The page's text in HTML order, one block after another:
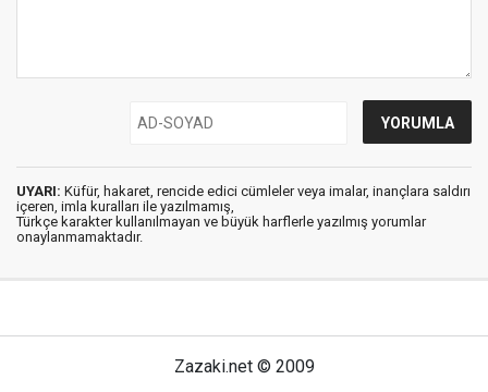
UYARI: Küfür, hakaret, rencide edici cümleler veya imalar, inançlara saldırı
içeren, imla kuralları ile yazılmamış,
Türkçe karakter kullanılmayan ve büyük harflerle yazılmış yorumlar
onaylanmamaktadır.
Zazaki.net © 2009